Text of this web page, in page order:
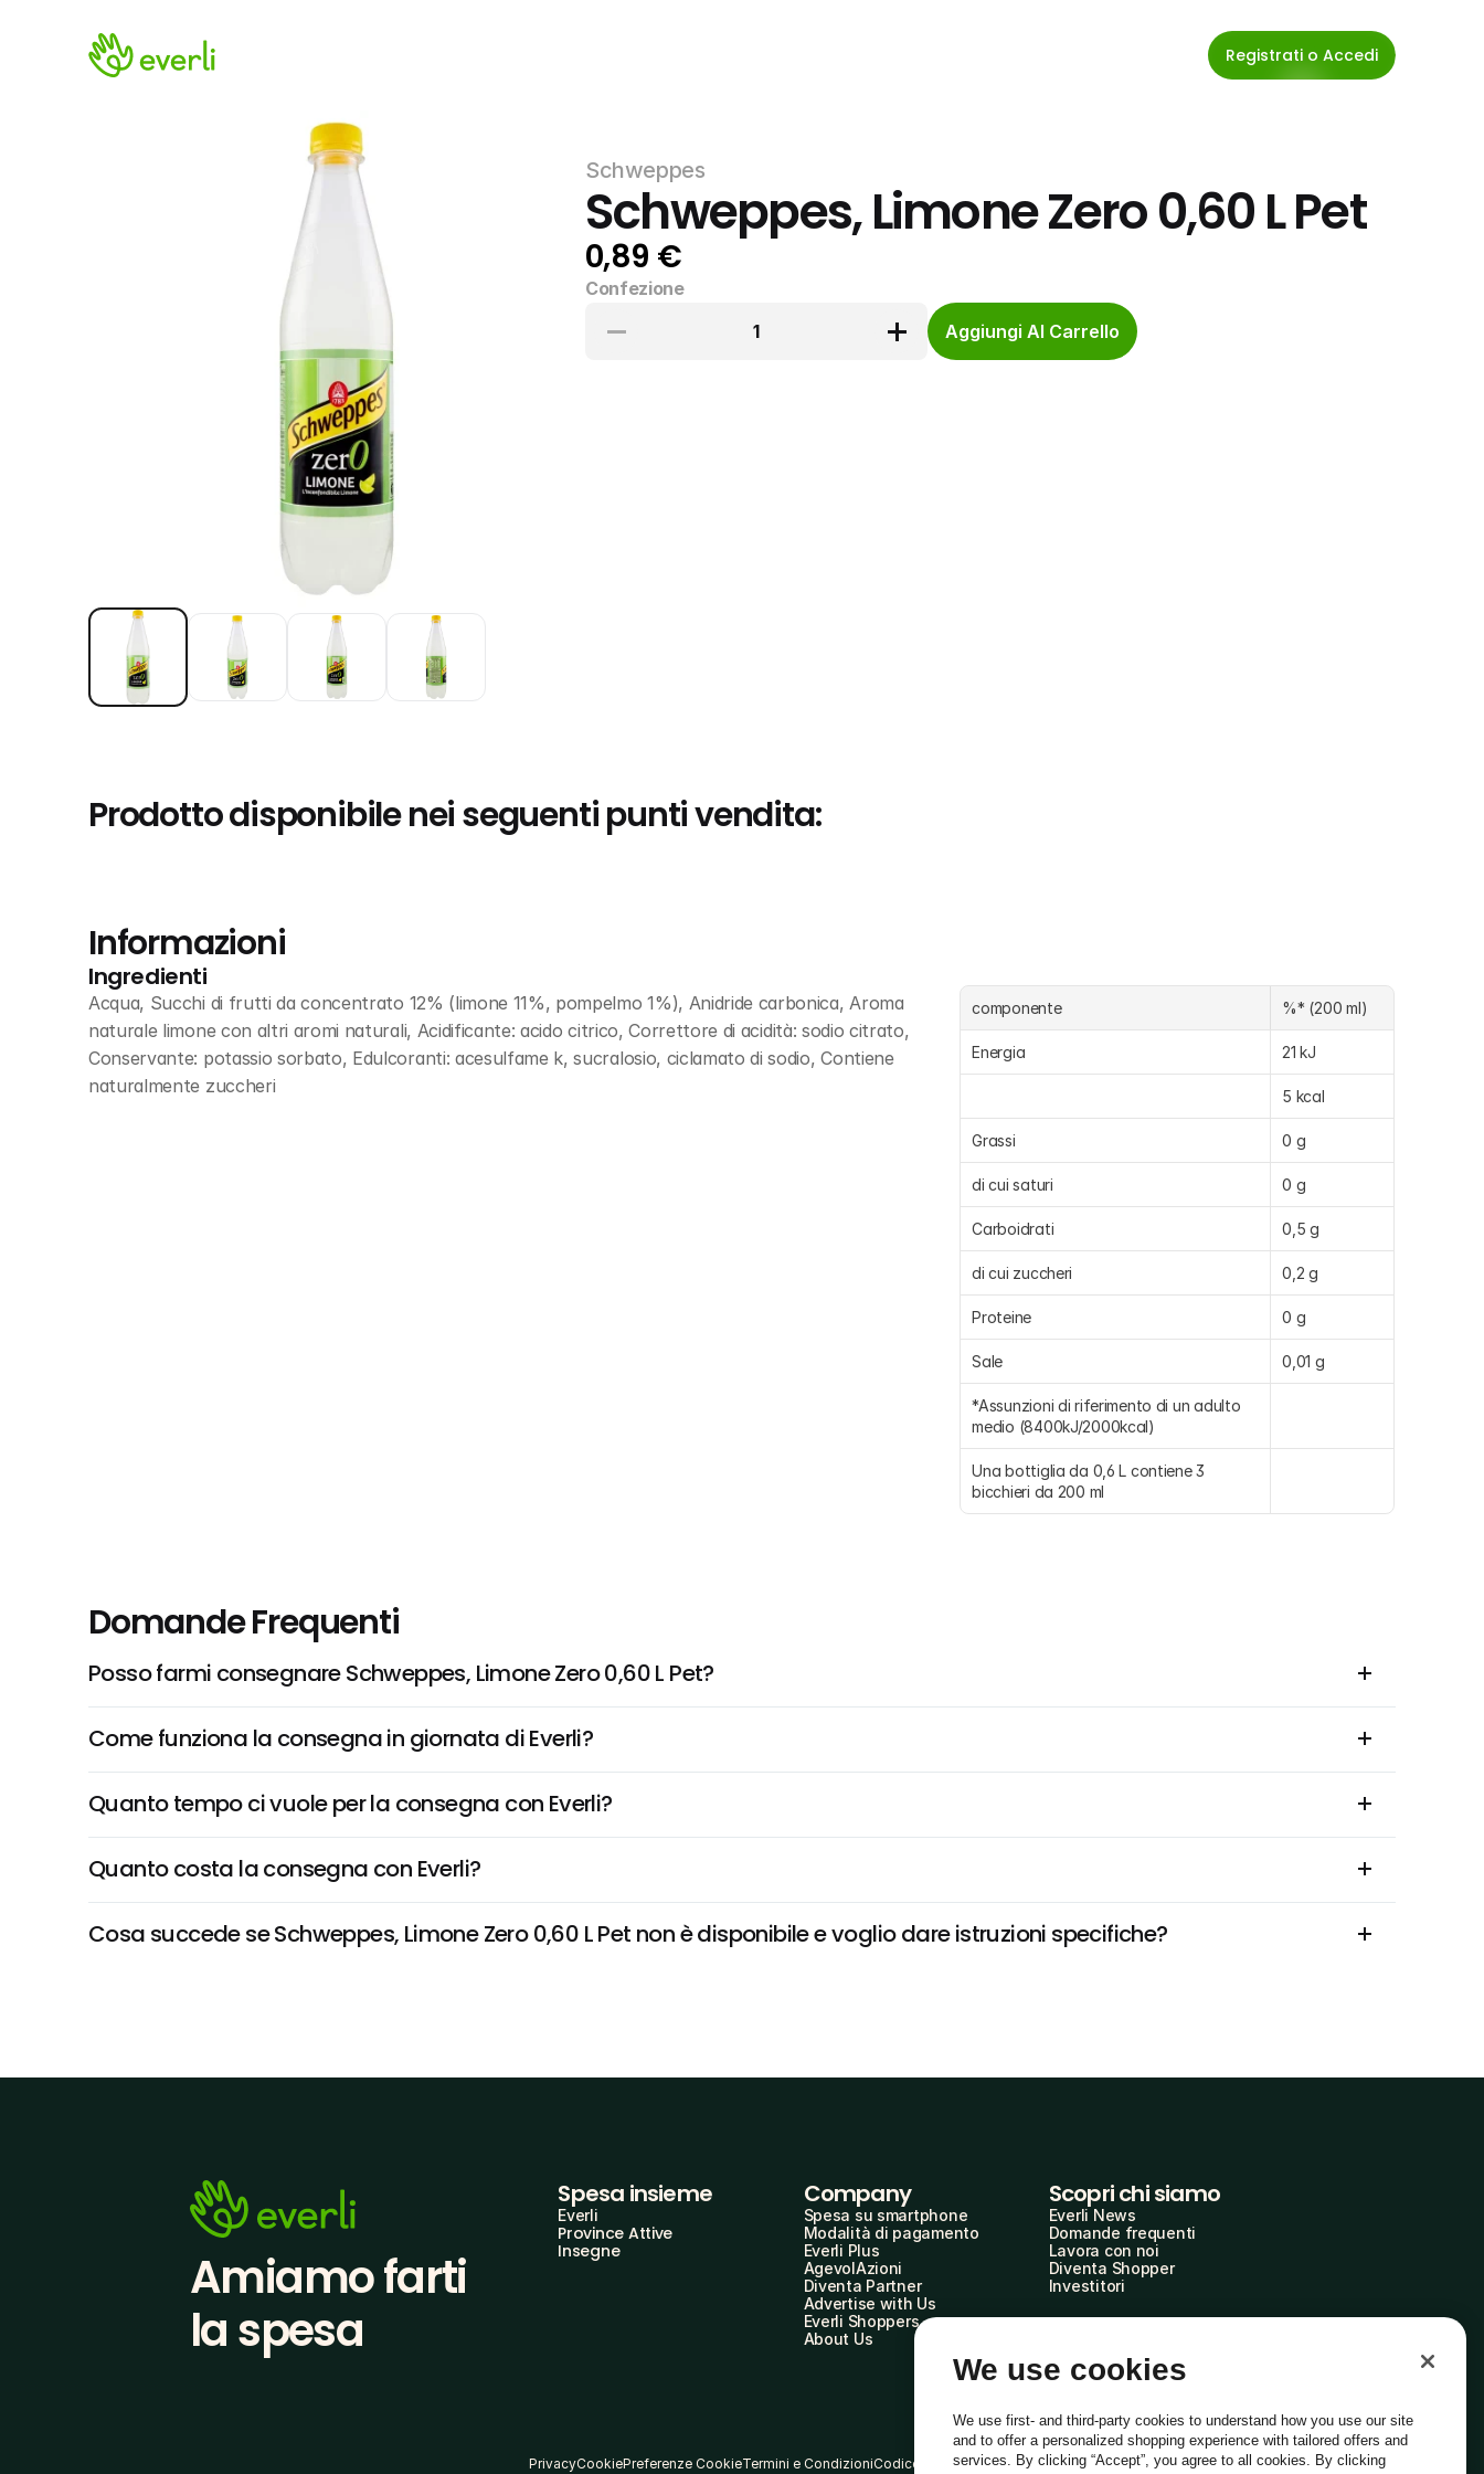
Registrati o Accedi
Schweppes
Schweppes, Limone Zero 0,60 L Pet
0,89 €
Confezione
1
Aggiungi Al Carrello
Prodotto disponibile nei seguenti punti vendita:
Informazioni
Ingredienti
Acqua, Succhi di frutti da concentrato 12% (limone 11%, pompelmo 1%), Anidride carbonica, Aroma
naturale limone con altri aromi naturali, Acidificante: acido citrico, Correttore di acidità: sodio citrato,
Conservante: potassio sorbato, Edulcoranti: acesulfame k, sucralosio, ciclamato di sodio, Contiene
naturalmente zuccheri
componente %* (200 ml)
Energia 21 kJ
5 kcal
Grassi 0 g
di cui saturi 0 g
Carboidrati 0,5 g
di cui zuccheri 0,2 g
Proteine 0 g
Sale 0,01 g
*Assunzioni di riferimento di un adulto
medio (8400kJ/2000kcal)
Una bottiglia da 0,6 L contiene 3
bicchieri da 200 ml
Domande Frequenti
Posso farmi consegnare Schweppes, Limone Zero 0,60 L Pet?
Come funziona la consegna in giornata di Everli?
Quanto tempo ci vuole per la consegna con Everli?
Quanto costa la consegna con Everli?
Cosa succede se Schweppes, Limone Zero 0,60 L Pet non è disponibile e voglio dare istruzioni specifiche?
Amiamo farti
la spesa
Spesa insieme
Everli
Province Attive
Insegne
Company
Spesa su smartphone
Modalità di pagamento
Everli Plus
AgevolAzioni
Diventa Partner
Advertise with Us
Everli Shoppers
About Us
Scopri chi siamo
Everli News
Domande frequenti
Lavora con noi
Diventa Shopper
Investitori
PrivacyCookiePreferenze CookieTermini e CondizioniCodice Etico
We use cookies
We use first- and third-party cookies to understand how you use our site
and to offer a personalized shopping experience with tailored offers and
services. By clicking “Accept”, you agree to all cookies. By clicking